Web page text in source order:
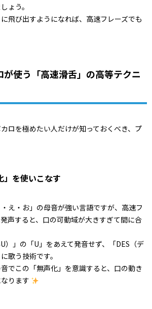
ょう。
飛び出すようになれば、高速フレーズでも
使う「高速滑舌」の高等テクニ
ロを極めたい人だけが知っておくべき、プ
」を使いこなす
え・お」の母音が強い言語ですが、高速フ
声すると、口の可動域が大きすぎて間に合
）」の「U」をあえて発音せず、「DES（デ
歌う技術です。
でこの「無声化」を意識すると、口の動き
ります